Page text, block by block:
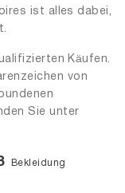
ist alles dabei,
Käufen.
von
Sie unter
Bekleidung